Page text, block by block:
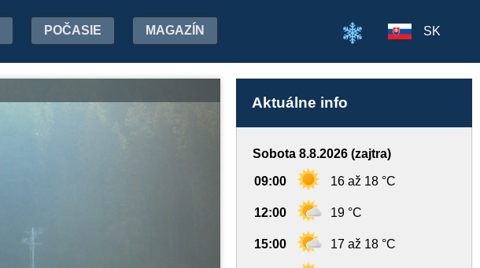
POČASIE MAGAZÍN SK
Aktuálne info
Sobota 8.8.2026 (zajtra)
09:00 16 až 18 °C
12:00 19 °C
15:00 17 až 18 °C